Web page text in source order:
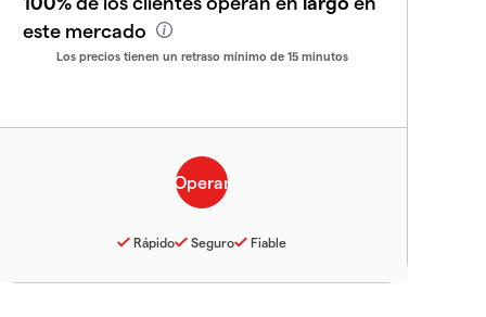
este mercado
Los precios tienen un retraso mínimo de 15 minutos
Rápido Seguro Fiable